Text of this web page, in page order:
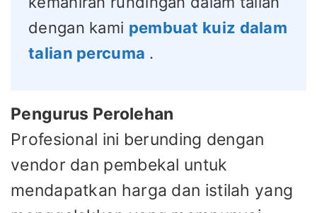
dengan kami pembuat kuiz dalam
talian percuma .
Pengurus Perolehan
Profesional ini berunding dengan
vendor dan pembekal untuk
mendapatkan harga dan istilah yang